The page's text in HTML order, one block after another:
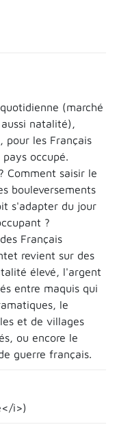
(marché
natalité),
pour les Français
occupé.
Comment saisir le
bouleversements
s'adapter du jour
?
Français
revient sur des
élevé, l'argent
entre maquis qui
le
et de villages
ou encore le
guerre français.
i>)